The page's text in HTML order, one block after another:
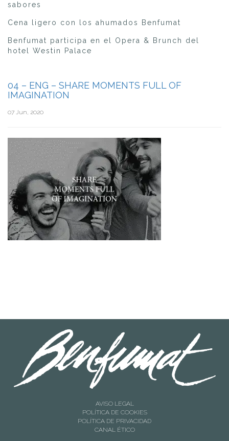
sabores
Cena ligero con los ahumados Benfumat
Benfumat participa en el Opera & Brunch del
hotel Westin Palace
04 – ENG – SHARE MOMENTS FULL OF
IMAGINATION
07 Jun, 2020
AVISO LEGAL
POLÍTICA DE COOKIES
POLÍTICA DE PRIVACIDAD
CANAL ÉTICO